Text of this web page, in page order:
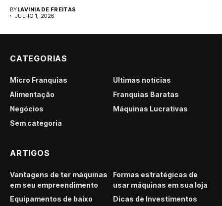
BYLAVINIA DE FREITAS
JULHO 1, 2026
CATEGORIAS
Micro Franquias
Últimas notícias
Alimentação
Franquias Baratas
Negócios
Máquinas Lucrativas
Sem categoria
ARTIGOS
Vantagens de ter máquinas
em seu empreendimento
Formas estratégicas de
usar máquinas em sua loja
Equipamentos de baixo
Dicas de Investimentos